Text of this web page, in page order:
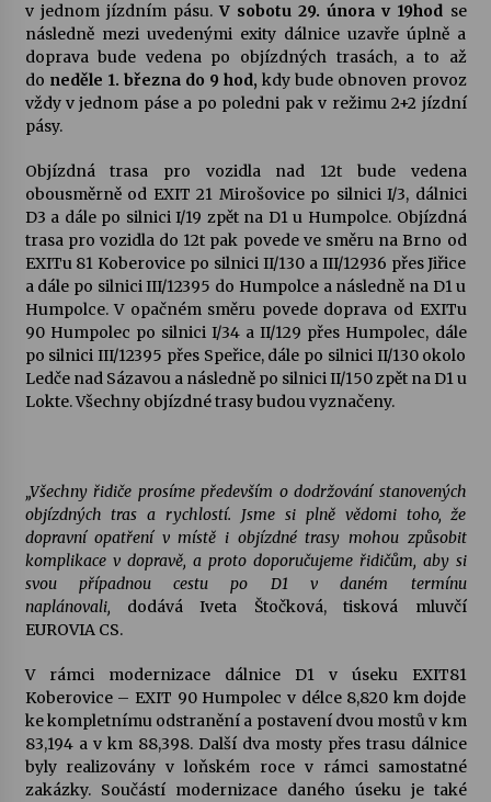
Varhanní recitál Michala Novenka v Klášteře
Želiv
3. 7. 2026
v jednom jízdním pásu.V sobotu 29. února v 19hod se
následně mezi uvedenými exity dálnice uzavře úplně a
doprava bude vedena po objízdných trasách, a to až
do neděle 1. března do 9 hod,kdy bude obnoven provoz
vždy v jednom páse a po poledni pak v režimu 2+2 jízdní
pásy.
Objízdná trasa pro vozidla nad 12t bude vedena
obousměrně od EXIT 21 Mirošovice po silnici I/3, dálnici
D3 a dále po silnici I/19 zpět na D1 u Humpolce. Objízdná
trasa pro vozidla do 12t pak povede ve směru na Brno od
EXITu 81 Koberovice po silnici II/130 a III/12936 přes Jiřice
a dále po silnici III/12395 do Humpolce a následně na D1 u
Humpolce. V opačném směru povede doprava od EXITu
90 Humpolec po silnici I/34 a II/129 přes Humpolec, dále
po silnici III/12395 přes Speřice, dále po silnici II/130 okolo
Ledče nad Sázavou a následně po silnici II/150 zpět na D1 u
Lokte. Všechny objízdné trasy budou vyznačeny.
„Všechny řidiče prosíme především o dodržování stanovených
objízdných tras a rychlostí. Jsme si plně vědomi toho, že
dopravní opatření v místě i objízdné trasy mohou způsobit
komplikace v dopravě, a proto doporučujeme řidičům, aby si
svou případnou cestu po D1 v daném termínu
naplánovali, dodává Iveta Štočková, tisková mluvčí
EUROVIA CS.
V rámci modernizace dálnice D1 v úseku EXIT81
Koberovice – EXIT 90 Humpolec v délce 8,820 km dojde
ke kompletnímu odstranění a postavení dvou mostů v km
83,194 a v km 88,398. Další dva mosty přes trasu dálnice
byly realizovány v loňském roce v rámci samostatné
zakázky. Součástí modernizace daného úseku je také